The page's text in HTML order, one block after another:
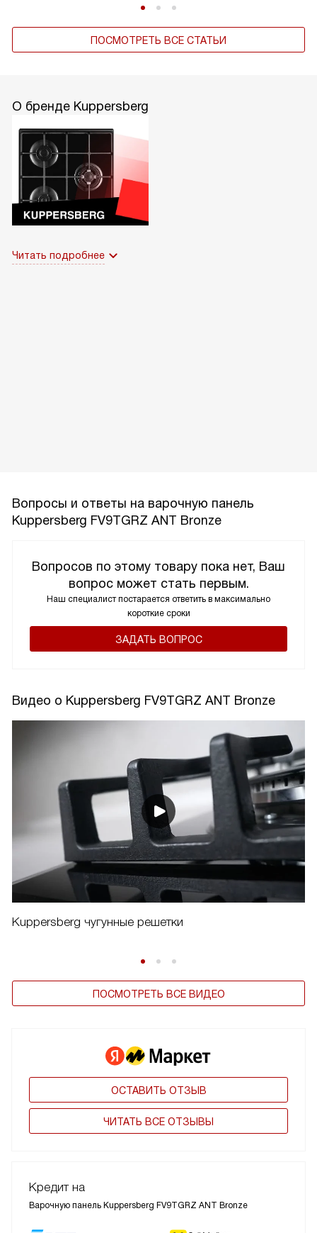
ПОСМОТРЕТЬ ВСЕ СТАТЬИ
О бренде Kuppersberg
Читать подробнее
Вопросы и ответы на варочную панель
Kuppersberg FV9TGRZ ANT Bronze
Вопросов по этому товару пока нет, Ваш
вопрос может стать первым.
Наш специалист постарается ответить в максимально
короткие сроки
ЗАДАТЬ ВОПРОС
Видео о Kuppersberg FV9TGRZ ANT Bronze
Kuppersberg чугунные решетки
ПОСМОТРЕТЬ ВСЕ ВИДЕО
ОСТАВИТЬ ОТЗЫВ
ЧИТАТЬ ВСЕ ОТЗЫВЫ
Кредит на
Варочную панель Kuppersberg FV9TGRZ ANT Bronze